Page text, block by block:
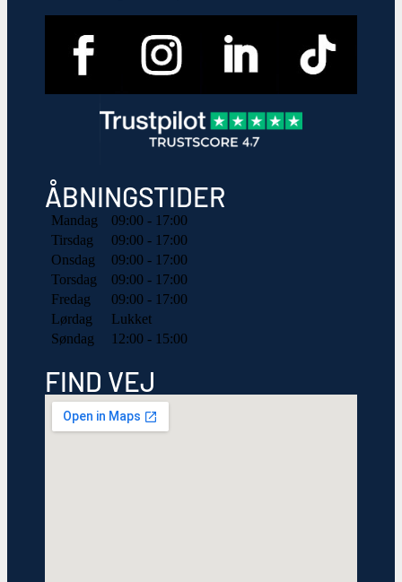
ÅBNINGSTIDER
Mandag
09:00 - 17:00
Tirsdag
09:00 - 17:00
Onsdag
09:00 - 17:00
Torsdag
09:00 - 17:00
Fredag
09:00 - 17:00
Lørdag
Lukket
Søndag
12:00 - 15:00
FIND VEJ